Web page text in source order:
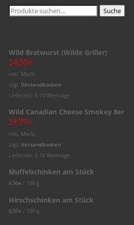
Suche
nach:
Suche
Wild Bratwurst (Wilde Griller)
14,50€
inkl. MwSt.
zzgl. Versandkosten
Lieferzeit: 5-10 Werktage
Wild Canadian Cheese Smokey 8er
19,99€
inkl. MwSt.
zzgl. Versandkosten
Lieferzeit: 5-10 Werktage
Muffelschinken am Stück
6,50€ / 100 g
Hirschschinken am Stück
6,50€ / 100 g